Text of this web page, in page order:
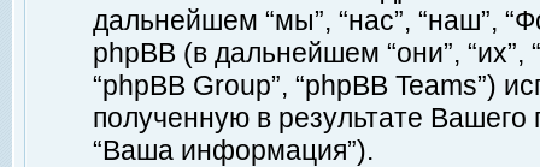
дальнейшем “мы”, “нас”, “наш”,
phpBB (в дальнейшем “они”, “их”,
“phpBB Group”, “phpBB Teams”)
полученную в результате
“Ваша информация”).